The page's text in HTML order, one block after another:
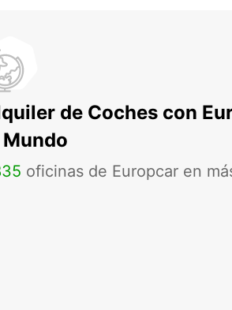
de Coches con
oficinas de Europcar en